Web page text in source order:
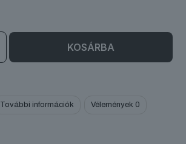
KOSÁRBA
További információk Vélemények 0